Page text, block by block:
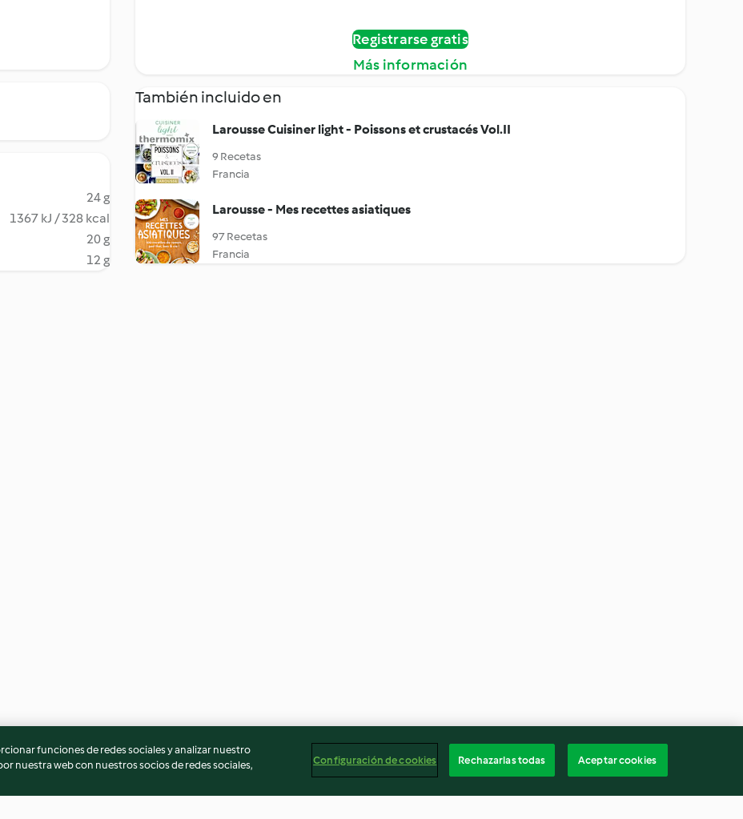
24 g
1367 kJ / 328 kcal
20 g
12 g
Registrarse gratis
Más información
También incluido en
Larousse Cuisiner light - Poissons et crustacés Vol.II
9 Recetas
Francia
Larousse - Mes recettes asiatiques
97 Recetas
Francia
funciones de redes sociales y analizar nuestro
nuestra web con nuestros socios de redes sociales,
Configuración de cookies Rechazarlas todas Aceptar cookies